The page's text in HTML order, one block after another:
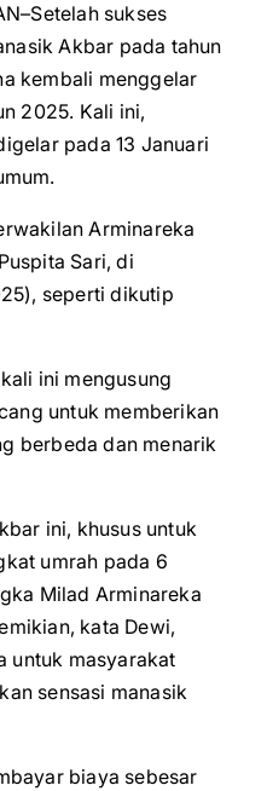
sukses
Akbar pada tahun
kembali menggelar
2025. Kali ini,
pada 13 Januari
Arminareka
Sari, di
seperti dikutip
ini mengusung
untuk memberikan
berbeda dan menarik
ini, khusus untuk
umrah pada 6
Milad Arminareka
kata Dewi,
untuk masyarakat
sensasi manasik
biaya sebesar